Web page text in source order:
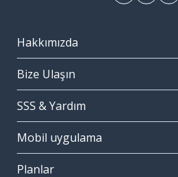
Hakkımızda
Bize Ulaşın
SSS & Yardım
Mobil uygulama
Planlar